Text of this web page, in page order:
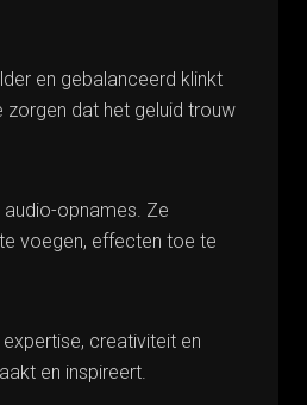
en gebalanceerd klinkt
dat het geluid trouw
opnames. Ze
voegen, effecten toe te
creativiteit en
en inspireert.